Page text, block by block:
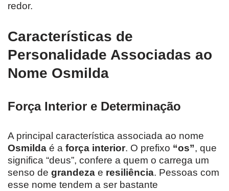
redor.
Características de
Personalidade Associadas ao
Nome Osmilda
Força Interior e Determinação
A principal característica associada ao nome
Osmilda é a força interior. O prefixo “os”, que
significa “deus”, confere a quem o carrega um
senso de grandeza e resiliência. Pessoas com
esse nome tendem a ser bastante